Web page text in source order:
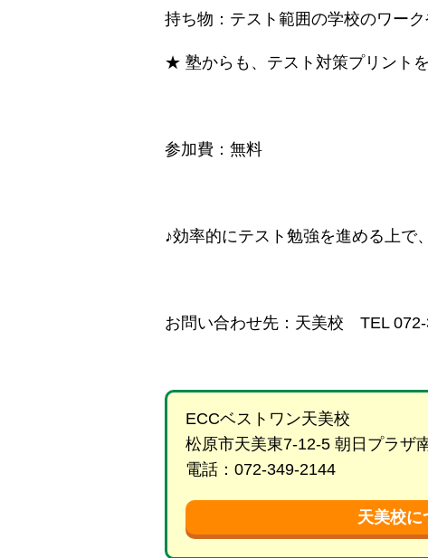
持ち物：テスト範囲の学校のワーク
★ 塾からも、テスト対策プリント
参加費：無料
♪効率的にテスト勉強を進める上で
お問い合わせ先：天美校 TEL
ECCベストワン天美校
松原市天美東7-12-5 朝日プラザ
電話：072-349-2144
天美校に